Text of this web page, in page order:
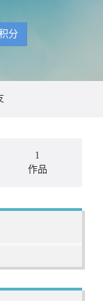
分
1
作品